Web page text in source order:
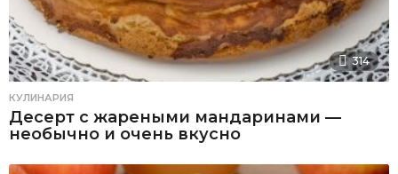
314
КУЛИНАРИЯ
Десерт с жареными мандаринами —
необычно и очень вкусно